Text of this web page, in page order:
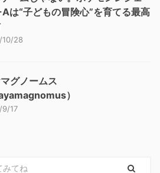
は“子どもの冒険心”を育てる最高
28
グノームス
）
17